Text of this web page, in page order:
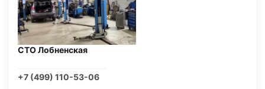
СТО Лобненская
+7 (499) 110-53-06